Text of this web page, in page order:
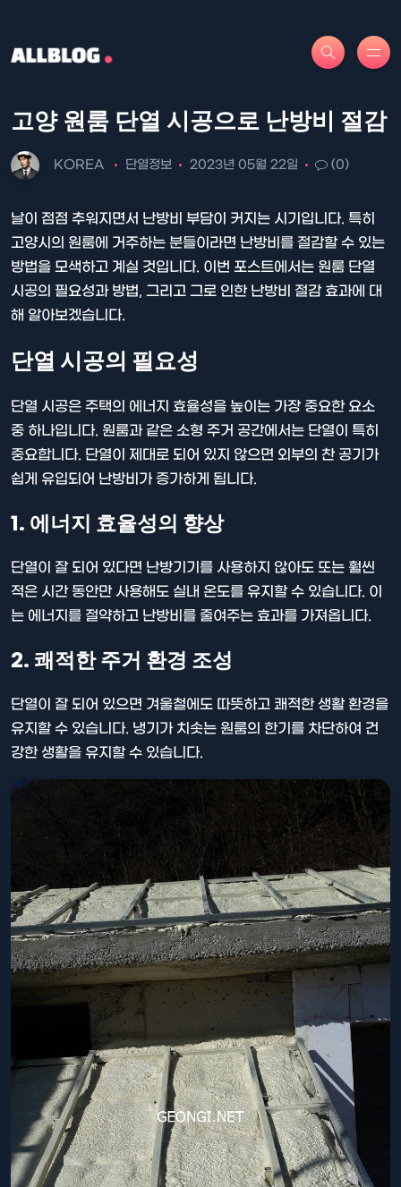
고양 원룸 단열 시공으로 난방비 절감
KOREA 단열정보 2023년 05월 22일 (0)
날이 점점 추워지면서 난방비 부담이 커지는 시기입니다. 특히
고양시의 원룸에 거주하는 분들이라면 난방비를 절감할 수 있는
방법을 모색하고 계실 것입니다. 이번 포스트에서는 원룸 단열
시공의 필요성과 방법, 그리고 그로 인한 난방비 절감 효과에 대
해 알아보겠습니다.
단열 시공의 필요성
단열 시공은 주택의 에너지 효율성을 높이는 가장 중요한 요소
중 하나입니다. 원룸과 같은 소형 주거 공간에서는 단열이 특히
중요합니다. 단열이 제대로 되어 있지 않으면 외부의 찬 공기가
쉽게 유입되어 난방비가 증가하게 됩니다.
1. 에너지 효율성의 향상
단열이 잘 되어 있다면 난방기기를 사용하지 않아도 또는 훨씬
적은 시간 동안만 사용해도 실내 온도를 유지할 수 있습니다. 이
는 에너지를 절약하고 난방비를 줄여주는 효과를 가져옵니다.
2. 쾌적한 주거 환경 조성
단열이 잘 되어 있으면 겨울철에도 따뜻하고 쾌적한 생활 환경을
유지할 수 있습니다. 냉기가 치솟는 원룸의 한기를 차단하여 건
강한 생활을 유지할 수 있습니다.